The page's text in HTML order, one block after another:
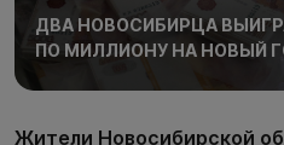
ДВА НОВОСИБИРЦА
ПО МИЛЛИОНУ НА НОВЫЙ
Жители Новосибирской